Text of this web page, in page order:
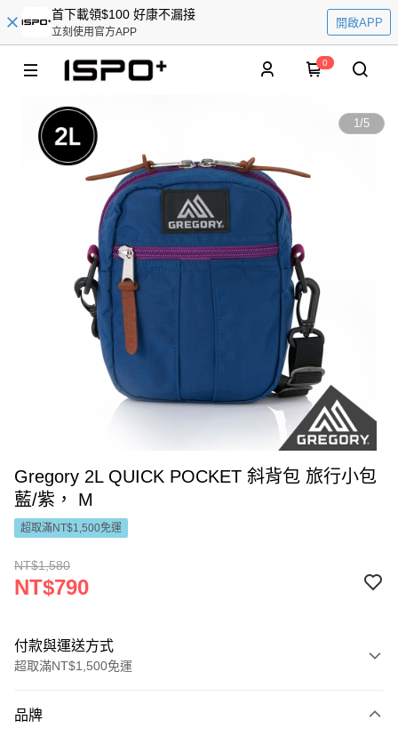
首下載領$100 好康不漏接
立刻使用官方APP
開啟APP
0
1/5
Gregory 2L QUICK POCKET 斜背包 旅行小包
藍/紫， M
超取滿NT$1,500免運
NT$1,580
NT$790
付款與運送方式
超取滿NT$1,500免運
信用卡一次付款
品牌